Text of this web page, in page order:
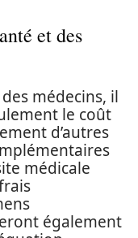
et des
des médecins, il
le coût
d’autres
médicale
également